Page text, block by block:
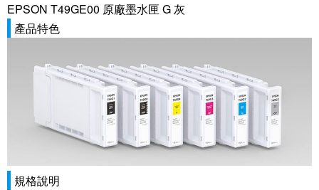
EPSON T49GE00 原廠墨水匣 G 灰
產品特色
規格說明